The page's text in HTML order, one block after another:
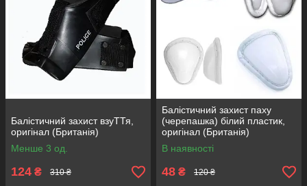
Балістичний захист взуТТя,
оригінал (Британія)
Менше 3 од.
124 ₴ 310 ₴
Балістичний захист паху
(черепашка) білий пластик,
оригінал (Британія)
В наявності
48 ₴ 120 ₴